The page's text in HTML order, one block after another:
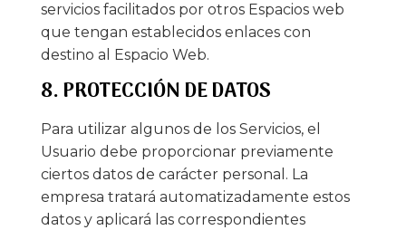
servicios facilitados por otros Espacios web
que tengan establecidos enlaces con
destino al Espacio Web.
8. PROTECCIÓN DE DATOS
Para utilizar algunos de los Servicios, el
Usuario debe proporcionar previamente
ciertos datos de carácter personal. La
empresa tratará automatizadamente estos
datos y aplicará las correspondientes